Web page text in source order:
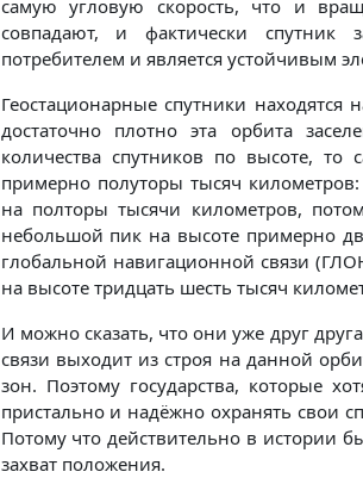
самую угловую скорость, что и
совпадают, и фактически спутник
потребителем и является устойчивым
Геостационарные спутники
достаточно плотно эта орбита
количества спутников по высоте, то
примерно полуторы тысяч
на полторы тысячи километров,
небольшой пик на высоте примерно
глобальной навигационной связи
на высоте тридцать шесть тысяч
И можно сказать, что они уже друг
связи выходит из строя на данной
зон. Поэтому государства, которые
пристально и надёжно охранять свои
Потому что действительно в истории
захват положения.